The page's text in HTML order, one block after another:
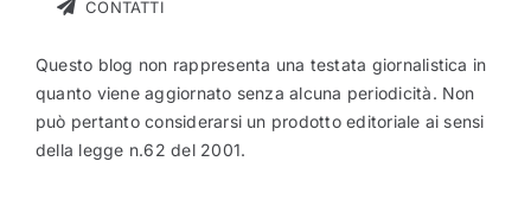
CONTATTI
Questo blog non rappresenta una testata giornalistica in
quanto viene aggiornato senza alcuna periodicità. Non
può pertanto considerarsi un prodotto editoriale ai sensi
della legge n.62 del 2001.